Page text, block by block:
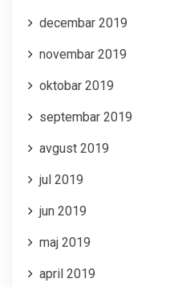
decembar 2019
novembar 2019
oktobar 2019
septembar 2019
avgust 2019
jul 2019
jun 2019
maj 2019
april 2019